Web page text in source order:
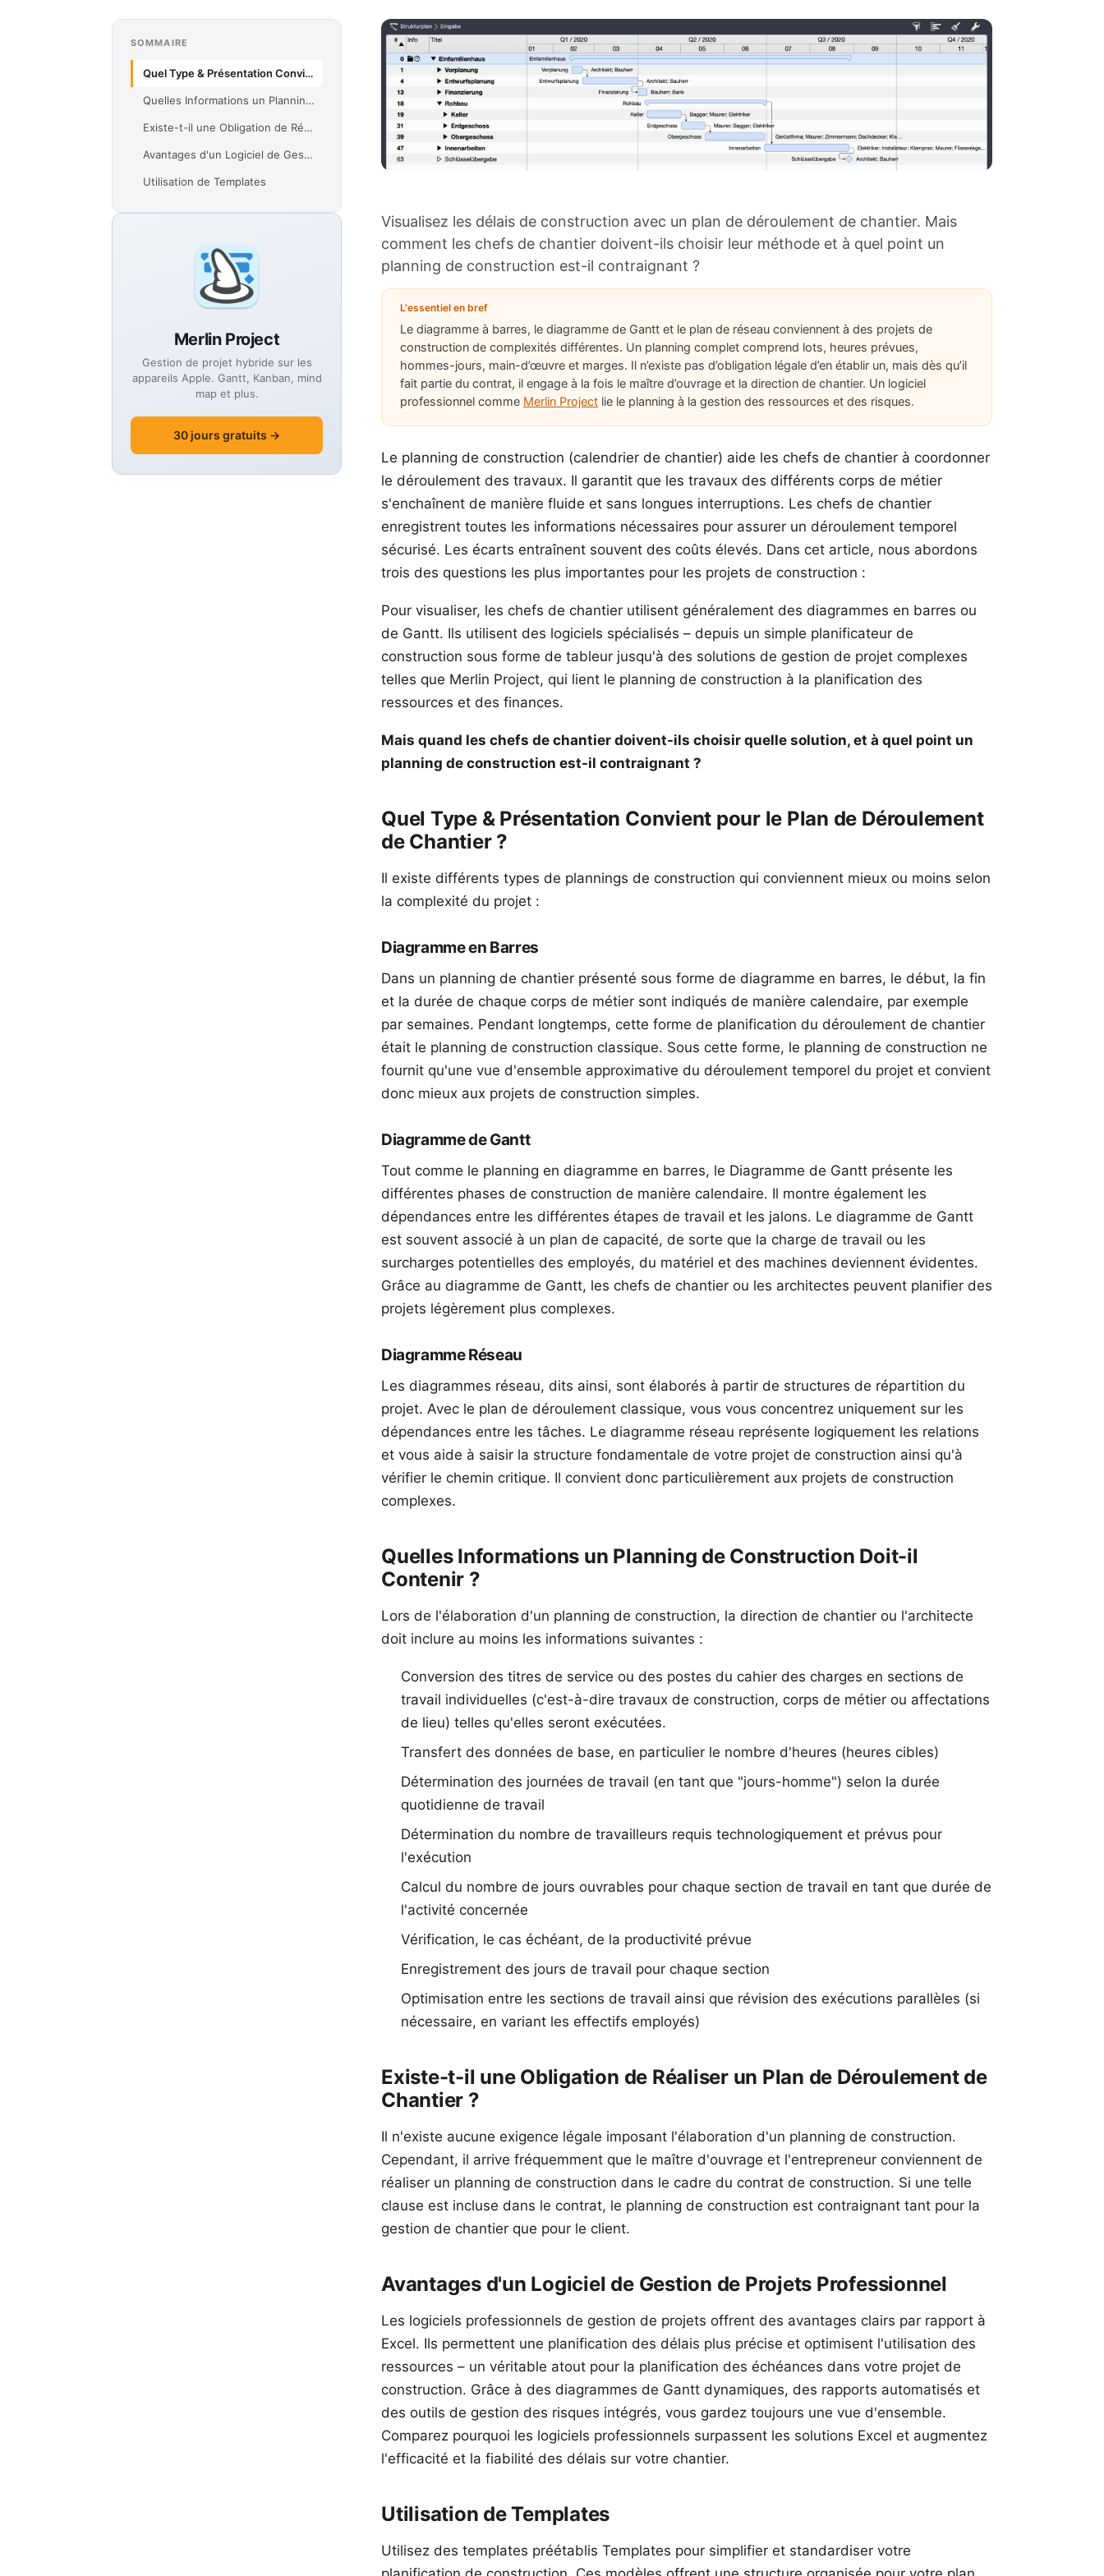
SOMMAIRE
Quel Type & Présentation Convient pour le Plan de Déroulement de Chantier ?
Quelles Informations un Planning de Construction Doit-il Contenir ?
Existe-t-il une Obligation de Réaliser un Plan de Déroulement de Chantier ?
Avantages d'un Logiciel de Gestion de Projets Professionnel
Utilisation de Templates
Merlin Project
Gestion de projet hybride sur les
appareils Apple. Gantt, Kanban, mind
map et plus.
30 jours gratuits →
Visualisez les délais de construction avec un plan de déroulement de chantier. Mais
comment les chefs de chantier doivent-ils choisir leur méthode et à quel point un
planning de construction est-il contraignant ?
L'essentiel en bref
Le diagramme à barres, le diagramme de Gantt et le plan de réseau conviennent à des projets de
construction de complexités différentes. Un planning complet comprend lots, heures prévues,
hommes-jours, main-d’œuvre et marges. Il n’existe pas d’obligation légale d’en établir un, mais dès qu’il
fait partie du contrat, il engage à la fois le maître d’ouvrage et la direction de chantier. Un logiciel
professionnel comme Merlin Project lie le planning à la gestion des ressources et des risques.
Le planning de construction (calendrier de chantier) aide les chefs de chantier à coordonner
le déroulement des travaux. Il garantit que les travaux des différents corps de métier
s'enchaînent de manière fluide et sans longues interruptions. Les chefs de chantier
enregistrent toutes les informations nécessaires pour assurer un déroulement temporel
sécurisé. Les écarts entraînent souvent des coûts élevés. Dans cet article, nous abordons
trois des questions les plus importantes pour les projets de construction :
Pour visualiser, les chefs de chantier utilisent généralement des diagrammes en barres ou
de Gantt. Ils utilisent des logiciels spécialisés – depuis un simple planificateur de
construction sous forme de tableur jusqu'à des solutions de gestion de projet complexes
telles que Merlin Project, qui lient le planning de construction à la planification des
ressources et des finances.
Mais quand les chefs de chantier doivent-ils choisir quelle solution, et à quel point un
planning de construction est-il contraignant ?
Quel Type & Présentation Convient pour le Plan de Déroulement
de Chantier ?
Il existe différents types de plannings de construction qui conviennent mieux ou moins selon
la complexité du projet :
Diagramme en Barres
Dans un planning de chantier présenté sous forme de diagramme en barres, le début, la fin
et la durée de chaque corps de métier sont indiqués de manière calendaire, par exemple
par semaines. Pendant longtemps, cette forme de planification du déroulement de chantier
était le planning de construction classique. Sous cette forme, le planning de construction ne
fournit qu'une vue d'ensemble approximative du déroulement temporel du projet et convient
donc mieux aux projets de construction simples.
Diagramme de Gantt
Tout comme le planning en diagramme en barres, le Diagramme de Gantt présente les
différentes phases de construction de manière calendaire. Il montre également les
dépendances entre les différentes étapes de travail et les jalons. Le diagramme de Gantt
est souvent associé à un plan de capacité, de sorte que la charge de travail ou les
surcharges potentielles des employés, du matériel et des machines deviennent évidentes.
Grâce au diagramme de Gantt, les chefs de chantier ou les architectes peuvent planifier des
projets légèrement plus complexes.
Diagramme Réseau
Les diagrammes réseau, dits ainsi, sont élaborés à partir de structures de répartition du
projet. Avec le plan de déroulement classique, vous vous concentrez uniquement sur les
dépendances entre les tâches. Le diagramme réseau représente logiquement les relations
et vous aide à saisir la structure fondamentale de votre projet de construction ainsi qu'à
vérifier le chemin critique. Il convient donc particulièrement aux projets de construction
complexes.
Quelles Informations un Planning de Construction Doit-il
Contenir ?
Lors de l'élaboration d'un planning de construction, la direction de chantier ou l'architecte
doit inclure au moins les informations suivantes :
Conversion des titres de service ou des postes du cahier des charges en sections de
travail individuelles (c'est-à-dire travaux de construction, corps de métier ou affectations
de lieu) telles qu'elles seront exécutées.
Transfert des données de base, en particulier le nombre d'heures (heures cibles)
Détermination des journées de travail (en tant que "jours-homme") selon la durée
quotidienne de travail
Détermination du nombre de travailleurs requis technologiquement et prévus pour
l'exécution
Calcul du nombre de jours ouvrables pour chaque section de travail en tant que durée de
l'activité concernée
Vérification, le cas échéant, de la productivité prévue
Enregistrement des jours de travail pour chaque section
Optimisation entre les sections de travail ainsi que révision des exécutions parallèles (si
nécessaire, en variant les effectifs employés)
Existe-t-il une Obligation de Réaliser un Plan de Déroulement de
Chantier ?
Il n'existe aucune exigence légale imposant l'élaboration d'un planning de construction.
Cependant, il arrive fréquemment que le maître d'ouvrage et l'entrepreneur conviennent de
réaliser un planning de construction dans le cadre du contrat de construction. Si une telle
clause est incluse dans le contrat, le planning de construction est contraignant tant pour la
gestion de chantier que pour le client.
Avantages d'un Logiciel de Gestion de Projets Professionnel
Les logiciels professionnels de gestion de projets offrent des avantages clairs par rapport à
Excel. Ils permettent une planification des délais plus précise et optimisent l'utilisation des
ressources – un véritable atout pour la planification des échéances dans votre projet de
construction. Grâce à des diagrammes de Gantt dynamiques, des rapports automatisés et
des outils de gestion des risques intégrés, vous gardez toujours une vue d'ensemble.
Comparez pourquoi les logiciels professionnels surpassent les solutions Excel et augmentez
l'efficacité et la fiabilité des délais sur votre chantier.
Utilisation de Templates
Utilisez des templates préétablis Templates pour simplifier et standardiser votre